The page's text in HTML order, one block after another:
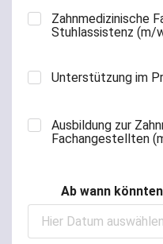
Zahnmedizinische
Stuhlassistenz (m/
Unterstützung im
Ausbildung zur
Fachangestellten
Ab wann